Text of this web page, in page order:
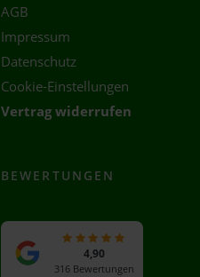
AGB
Impressum
Datenschutz
Cookie-Einstellungen
Vertrag widerrufen
BEWERTUNGEN
4,90
316 Bewertungen